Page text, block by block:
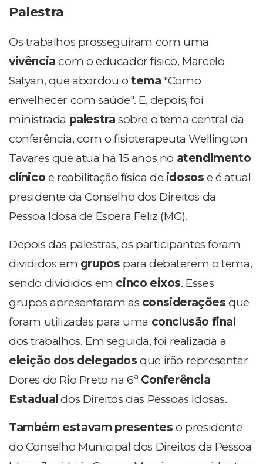
Palestra
Os trabalhos prosseguiram com uma
vivência com o educador físico, Marcelo
Satyan, que abordou otema "Como
envelhecer com saúde". E, depois, foi
ministrada palestra sobre o tema central da
conferência, com o fisioterapeuta Wellington
Tavares que atua há 15 anos no atendimento
clínico e reabilitação física de idosos e é atual
presidente da Conselho dos Direitos da
Pessoa Idosa de Espera Feliz (MG).
Depois das palestras, os participantes foram
divididos em grupos para debaterem o tema,
sendo divididos em cinco eixos. Esses
grupos apresentaram as considerações que
foram utilizadas para uma conclusão final
dos trabalhos. Em seguida, foi realizada a
eleição dos delegados que irão representar
Dores do Rio Preto na 6ª Conferência
Estadualdos Direitos das Pessoas Idosas.
Também estavam presentes o presidente
do Conselho Municipal dos Direitos da Pessoa